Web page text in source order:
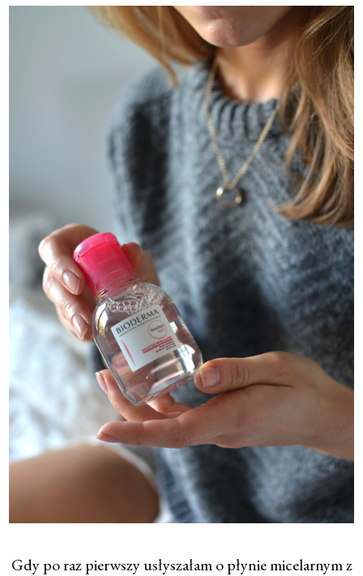
Gdy po raz pierwszy usłyszałam o płynie micelarnym z